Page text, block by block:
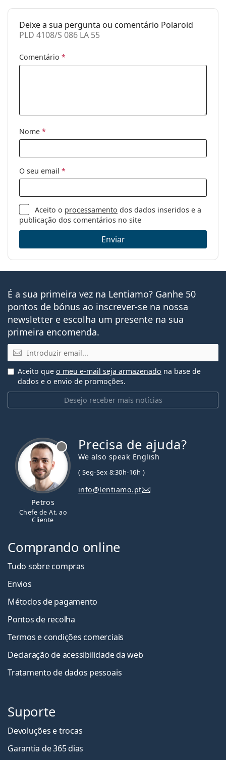
limpeza:
Outros
Género:
Mulher
Categoria:
receita médica:
Deixe a sua pergunta ou comentário Polaroid
PLD 4108/S 086 LA 55
Comentário *
Nome *
O seu email *
Aceito o processamento dos dados inseridos e a
publicação dos comentários no site
Enviar
É a sua primeira vez na Lentiamo? Ganhe 50
pontos de bónus ao inscrever-se na nossa
newsletter e escolha um presente na sua
primeira encomenda.
Email
Desejo receber mais notícias
Aceito que o meu e-mail seja armazenado na base de
dados e o envio de promoções.
Petros
Chefe de At. ao
Cliente
Precisa de ajuda?
We also speak English
( Seg-Sex 8:30h-16h )
info@lentiamo.pt
Comprando online
Tudo sobre compras
Envios
Métodos de pagamento
Pontos de recolha
Termos e condições comerciais
Declaração de acessibilidade da web
Tratamento de dados pessoais
Suporte
Devoluções e trocas
Garantia de 365 dias